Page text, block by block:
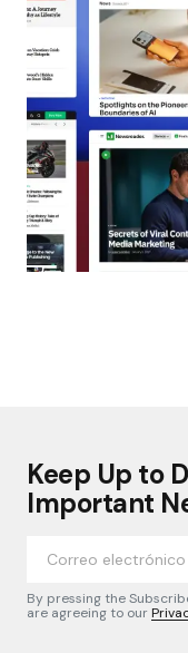
Keep Up to
Important
By pressing the
are agreeing to our